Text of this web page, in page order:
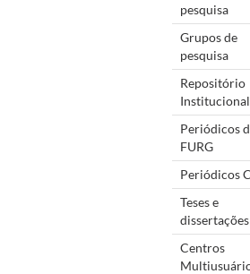
pesquisa
Grupos de
pesquisa
Repositório
Institucional
Periódicos
FURG
Periódicos
Teses e
dissertações
Centros